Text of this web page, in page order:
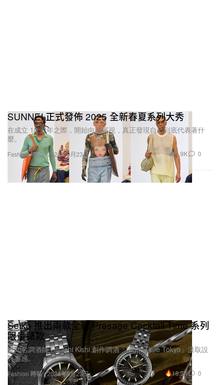
Fashion 時裝
SUNNEI 正式發佈 2025 全新春夏系列大秀
在成立 10 週年之際，開始向內審視，真正發現自己到底代表著什
麼。
2024年9月23日 1.9K 0
Fashion 時裝
Seiko 推出兩款全新 Presage Cocktail Time 系列
限量錶款
從知名調酒師 Hisashi Kishi 創作調酒「Night Time Tokyo」汲取設
計靈感。
2024年9月23日 18.3K 0